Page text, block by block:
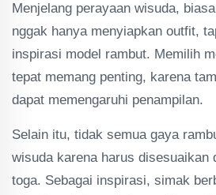
Menjelang perayaan wisuda,
nggak hanya menyiapkan outfit,
inspirasi model rambut. Memilih
tepat memang penting, karena
dapat memengaruhi penampilan.
Selain itu, tidak semua gaya
wisuda karena harus disesuaikan
toga. Sebagai inspirasi, simak